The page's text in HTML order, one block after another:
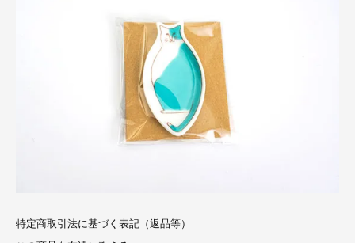
特定商取引法に基づく表記（返品等）